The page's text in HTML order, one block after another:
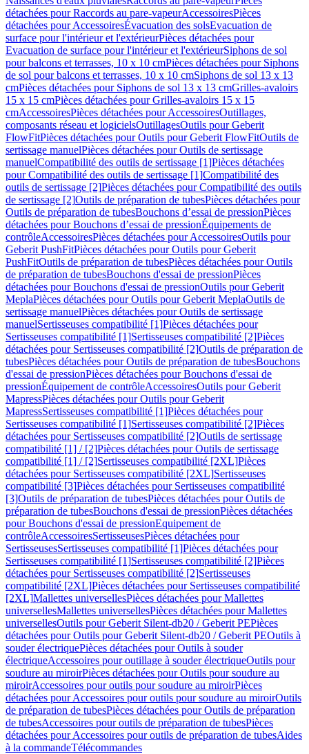
détachées pour Raccords au pare-vapeurAccessoiresPièces
détachées pour AccessoiresÉvacuation des solsEvacuation de
surface pour l'intérieur et l'extérieurPièces détachées pour
Evacuation de surface pour l'intérieur et l'extérieurSiphons de sol
pour balcons et terrasses, 10 x 10 cmPièces détachées pour Siphons
de sol pour balcons et terrasses, 10 x 10 cmSiphons de sol 13 x 13
cmPièces détachées pour Siphons de sol 13 x 13 cmGrilles-avaloirs
15 x 15 cmPièces détachées pour Grilles-avaloirs 15 x 15
cmAccessoiresPièces détachées pour AccessoiresOutillages,
composants réseau et logicielsOutillagesOutils pour Geberit
FlowFitPièces détachées pour Outils pour Geberit FlowFitOutils de
sertissage manuelPièces détachées pour Outils de sertissage
manuelCompatibilité des outils de sertissage [1]Pièces détachées
pour Compatibilité des outils de sertissage [1]Compatibilité des
outils de sertissage [2]Pièces détachées pour Compatibilité des outils
de sertissage [2]Outils de préparation de tubesPièces détachées pour
Outils de préparation de tubesBouchons d’essai de pressionPièces
détachées pour Bouchons d’essai de pressionÉquipements de
contrôleAccessoiresPièces détachées pour AccessoiresOutils pour
Geberit PushFitPièces détachées pour Outils pour Geberit
PushFitOutils de préparation de tubesPièces détachées pour Outils
de préparation de tubesBouchons d'essai de pressionPièces
détachées pour Bouchons d'essai de pressionOutils pour Geberit
MeplaPièces détachées pour Outils pour Geberit MeplaOutils de
sertissage manuelPièces détachées pour Outils de sertissage
manuelSertisseuses compatibilité [1]Pièces détachées pour
Sertisseuses compatibilité [1]Sertisseuses compatibilité [2]Pièces
détachées pour Sertisseuses compatibilité [2]Outils de préparation de
tubesPièces détachées pour Outils de préparation de tubesBouchons
d'essai de pressionPièces détachées pour Bouchons d'essai de
pressionÉquipement de contrôleAccessoiresOutils pour Geberit
MapressPièces détachées pour Outils pour Geberit
MapressSertisseuses compatibilité [1]Pièces détachées pour
Sertisseuses compatibilité [1]Sertisseuses compatibilité [2]Pièces
détachées pour Sertisseuses compatibilité [2]Outils de sertissage
compatibilité [1] / [2]Pièces détachées pour Outils de sertissage
compatibilité [1] / [2]Sertisseuses compatibilité [2XL]Pièces
détachées pour Sertisseuses compatibilité [2XL]Sertisseuses
compatibilité [3]Pièces détachées pour Sertisseuses compatibilité
[3]Outils de préparation de tubesPièces détachées pour Outils de
préparation de tubesBouchons d'essai de pressionPièces détachées
pour Bouchons d'essai de pressionEquipement de
contrôleAccessoiresSertisseusesPièces détachées pour
SertisseusesSertisseuses compatibilité [1]Pièces détachées pour
Sertisseuses compatibilité [1]Sertisseuses compatibilité [2]Pièces
détachées pour Sertisseuses compatibilité [2]Sertisseuses
compatibilité [2XL]Pièces détachées pour Sertisseuses compatibilité
[2XL]Mallettes universellesPièces détachées pour Mallettes
universellesMallettes universellesPièces détachées pour Mallettes
universellesOutils pour Geberit Silent-db20 / Geberit PEPièces
détachées pour Outils pour Geberit Silent-db20 / Geberit PEOutils à
souder électriquePièces détachées pour Outils à souder
électriqueAccessoires pour outillage à souder électriqueOutils pour
soudure au miroirPièces détachées pour Outils pour soudure au
miroirAccessoires pour outils pour soudure au miroirPièces
détachées pour Accessoires pour outils pour soudure au miroirOutils
de préparation de tubesPièces détachées pour Outils de préparation
de tubesAccessoires pour outils de préparation de tubesPièces
détachées pour Accessoires pour outils de préparation de tubesAides
à la commandeTélécommandes